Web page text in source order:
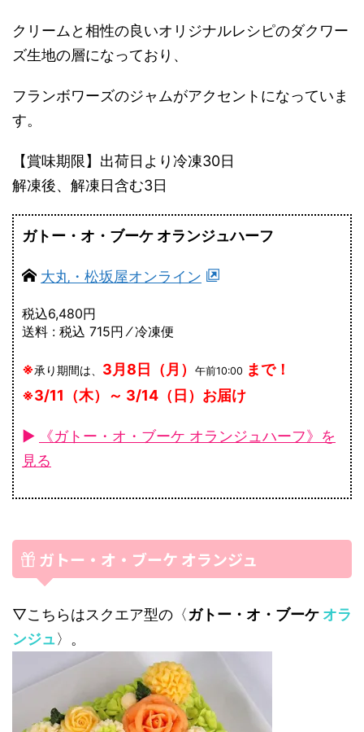
クリームと相性の良いオリジナルレシピのダクワー
ズ生地の層になっており、
フランボワーズのジャムがアクセントになっていま
す。
【賞味期限】出荷日より冷凍30日
解凍後、解凍日含む3日
ガトー・オ・ブーケ オランジュハーフ
大丸・松坂屋オンライン
税込6,480円
送料 : 税込 715円 ⁄ 冷凍便
※承り期間は、 3月8日（月） 午前10:00 まで！
※3/11（木）～ 3/14（日）お届け
►
《ガトー・オ・ブーケ オランジュハーフ》を
見る
ガトー・オ・ブーケ オランジュ
▽こちらはスクエア型の〈ガトー・オ・ブーケ オラ
ンジュ〉。